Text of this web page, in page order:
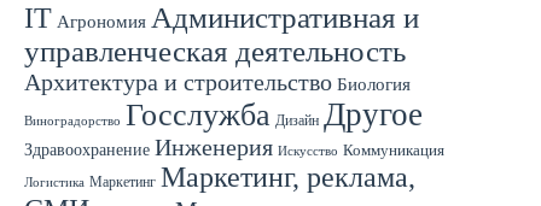
IT Агрономия Административная и
управленческая деятельность
Архитектура и строительство Биология
Виноградорство Госслужба Дизайн Другое
Здравоохранение Инженерия Искусство Коммуникация
Логистика Маркетинг Маркетинг, реклама,